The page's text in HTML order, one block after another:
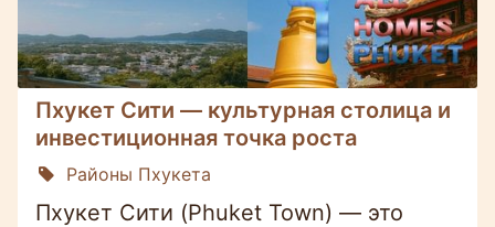
Пхукет Сити — культурная столица и
инвестиционная точка роста
Районы Пхукета
Пхукет Сити (Phuket Town) — это